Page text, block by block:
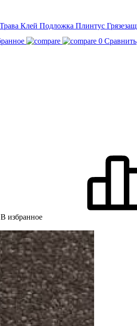
Трава Клей Подложка Плинтус
0 Сравнить
В избранное